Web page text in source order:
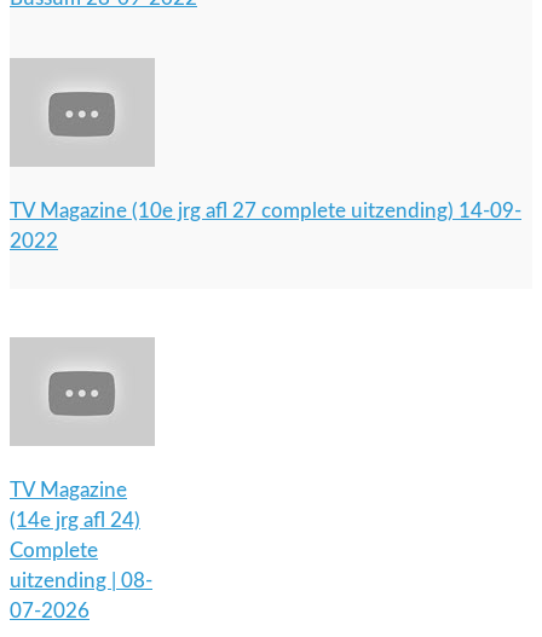
TV Magazine (10e jrg afl 27 complete uitzending) 14-09-
2022
TV Magazine
(14e jrg afl 24)
Complete
uitzending | 08-
07-2026